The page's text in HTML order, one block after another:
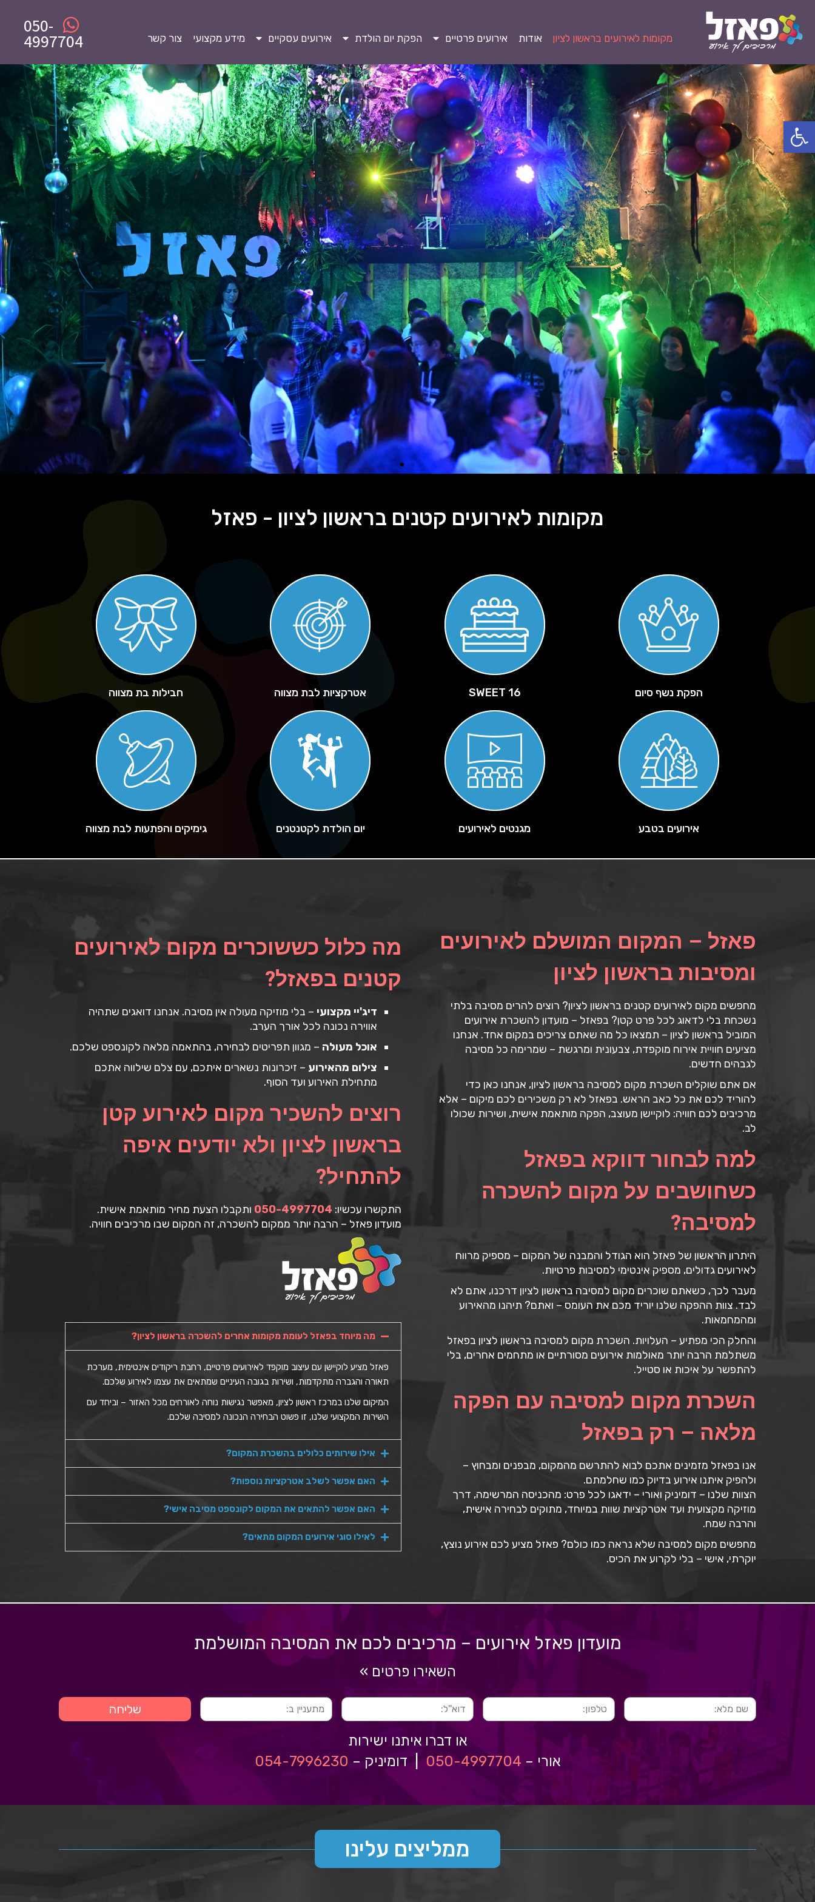
פתח סרגל נגישות
מקומות לאירועים בראשון לציון אודות אירועים פרטיים הפקת יום הולדת אירועים עסקיים מידע מקצועי צור קשר
050-
4997704
מקומות לאירועים קטנים בראשון לציון - פאזל
הפקת נשף סיום SWEET 16 אטרקציות לבת מצווה חבילות בת מצווה
אירועים בטבע מגנטים לאירועים יום הולדת לקטנטנים גימיקים והפתעות לבת מצווה
פאזל – המקום המושלם לאירועים
ומסיבות בראשון לציון
מחפשים מקום לאירועים קטנים בראשון לציון? רוצים להרים מסיבה בלתי
נשכחת בלי לדאוג לכל פרט קטן? בפאזל – מועדון להשכרת אירועים
המוביל בראשון לציון – תמצאו כל מה שאתם צריכים במקום אחד. אנחנו
מציעים חוויית אירוח מוקפדת, צבעונית ומרגשת – שמרימה כל מסיבה
לגבהים חדשים.
אם אתם שוקלים השכרת מקום למסיבה בראשון לציון, אנחנו כאן כדי
להוריד לכם את כל כאב הראש. בפאזל לא רק משכירים לכם מיקום – אלא
מרכיבים לכם חוויה: לוקיישן מעוצב, הפקה מותאמת אישית, ושירות שכולו
לב.
למה לבחור דווקא בפאזל
כשחושבים על מקום להשכרה
למסיבה?
היתרון הראשון של פאזל הוא הגודל והמבנה של המקום – מספיק מרווח
לאירועים גדולים, מספיק אינטימי למסיבות פרטיות.
מעבר לכך, כשאתם שוכרים מקום למסיבה בראשון לציון דרכנו, אתם לא
לבד. צוות ההפקה שלנו יוריד מכם את העומס – ואתם? תיהנו מהאירוע
ומהמחמאות.
והחלק הכי מפתיע – העלויות. השכרת מקום למסיבה בראשון לציון בפאזל
משתלמת הרבה יותר מאולמות אירועים מסורתיים או מתחמים אחרים, בלי
להתפשר על איכות או סטייל.
השכרת מקום למסיבה עם הפקה
מלאה – רק בפאזל
אנו בפאזל מזמינים אתכם לבוא להתרשם מהמקום, מבפנים ומבחוץ –
ולהפיק איתנו אירוע בדיוק כמו שחלמתם.
הצוות שלנו – דומיניק ואורי – ידאגו לכל פרט: מהכניסה המרשימה, דרך
מוזיקה מקצועית ועד אטרקציות שוות במיוחד, מתוקים לבחירה אישית,
והרבה שמח.
מחפשים מקום למסיבה שלא נראה כמו כולם? פאזל מציע לכם אירוע נוצץ,
יוקרתי, אישי – בלי לקרוע את הכיס.
מה כלול כששוכרים מקום לאירועים
קטנים בפאזל?
דיג'יי מקצועי – בלי מוזיקה מעולה אין מסיבה. אנחנו דואגים שתהיה
אווירה נכונה לכל אורך הערב.
אוכל מעולה – מגוון תפריטים לבחירה, בהתאמה מלאה לקונספט שלכם.
צילום מהאירוע – זיכרונות נשארים איתכם, עם צלם שילווה אתכם
מתחילת האירוע ועד הסוף.
רוצים להשכיר מקום לאירוע קטן
בראשון לציון ולא יודעים איפה
להתחיל?
התקשרו עכשיו: 050-4997704 ותקבלו הצעת מחיר מותאמת אישית.
מועדון פאזל – הרבה יותר ממקום להשכרה, זה המקום שבו מרכיבים חוויה.
מה מיוחד בפאזל לעומת מקומות אחרים להשכרה בראשון לציון?
פאזל מציע לוקיישן עם עיצוב מוקפד לאירועים פרטיים, רחבת ריקודים אינטימית, מערכת
תאורה והגברה מתקדמות, ושירות בגובה העיניים שמתאים את עצמו לאירוע שלכם.
המיקום שלנו במרכז ראשון לציון, מאפשר נגישות נוחה לאורחים מכל האזור – וביחד עם
השירות המקצועי שלנו, זו פשוט הבחירה הנכונה למסיבה שלכם.
אילו שירותים כלולים בהשכרת המקום?
האם אפשר לשלב אטרקציות נוספות?
האם אפשר להתאים את המקום לקונספט מסיבה אישי?
לאילו סוגי אירועים המקום מתאים?
מועדון פאזל אירועים – מרכיבים לכם את המסיבה המושלמת
השאירו פרטים »
שליחה
או דברו איתנו ישירות
אורי – 050-4997704 | דומיניק – 054-7996230
ממליצים עלינו